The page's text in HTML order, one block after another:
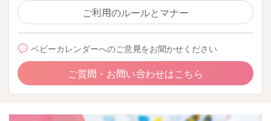
ご利用のルールとマナー
ベビーカレンダーへのご意見をお聞かせください
ご質問・お問い合わせはこちら